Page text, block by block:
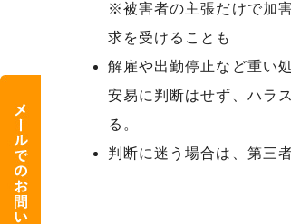
※被害者の主張だけで加
求を受けることも
解雇や出勤停止など重い
安易に判断はせず、ハラ
る。
判断に迷う場合は、第三